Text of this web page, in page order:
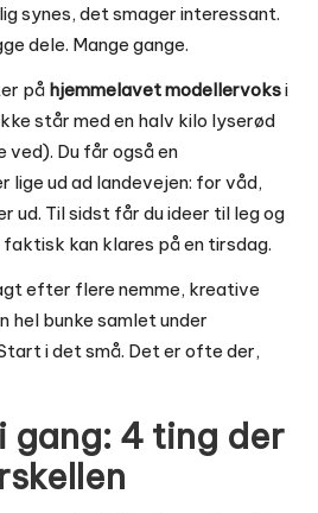
synes, det smager interessant.
dele. Mange gange.
på hjemmelavet modellervoksi
står med en halv kilo lyserød
ved). Du får også en
lige ud ad landevejen: for våd,
ud. Til sidst får du ideer til leg og
kan klares på en tirsdag.
efter flere nemme, kreative
hel bunke samlet under
i det små. Det er ofte der,
gang: 4 ting der